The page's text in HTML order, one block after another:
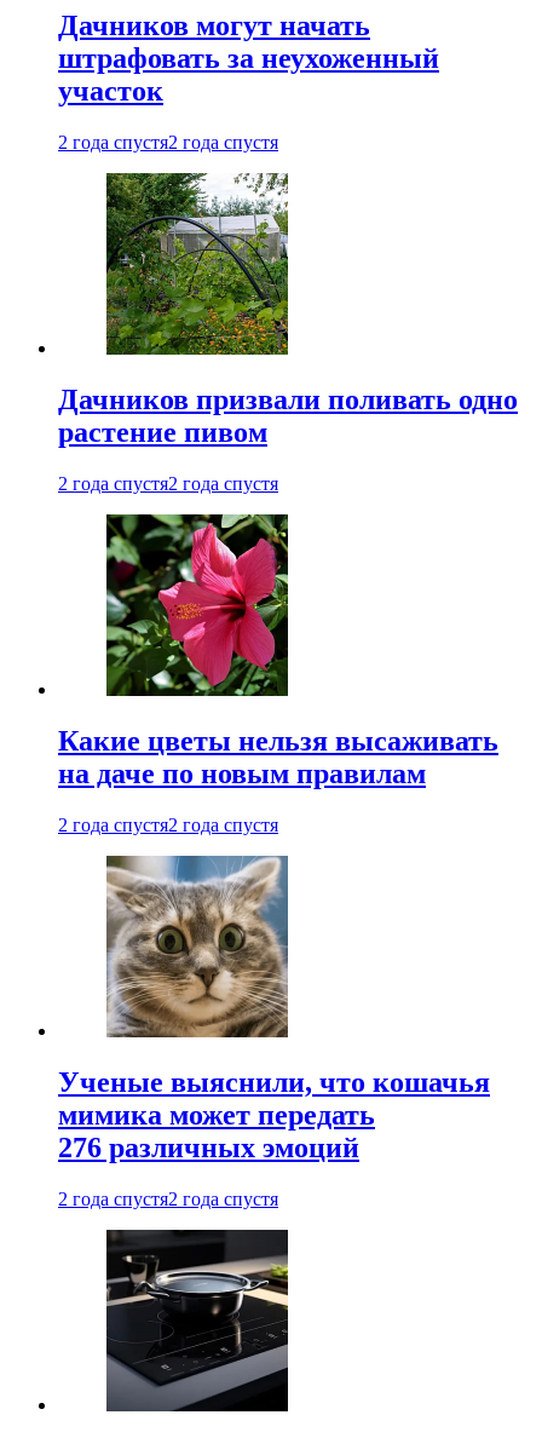
Дачников могут начать
штрафовать за неухоженный
участок
2 года спустя2 года спустя
Дачников призвали поливать одно
растение пивом
2 года спустя2 года спустя
Какие цветы нельзя высаживать
на даче по новым правилам
2 года спустя2 года спустя
Ученые выяснили, что кошачья
мимика может передать
276 различных эмоций
2 года спустя2 года спустя